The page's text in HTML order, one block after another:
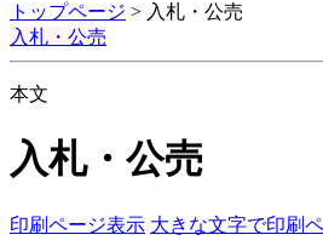
トップページ > 入札・公売
入札・公売
本文
入札・公売
印刷ページ表示 大きな文字で印刷